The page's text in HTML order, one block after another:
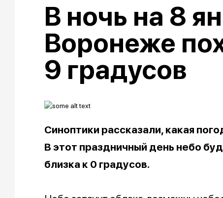
В ночь на 8
Воронеже
9 градусов
Синоптики рассказали, какая
В этот праздничный день небо
близка к 0 градусов.